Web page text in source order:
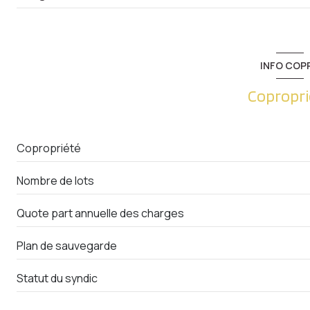
salle de bain
INFO
Copropriété
Nombre de lots
Quote part annuelle des charges
Plan de sauvegarde
Statut du syndic